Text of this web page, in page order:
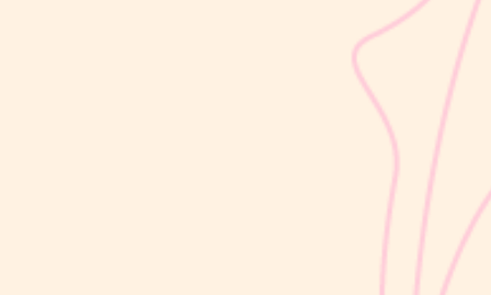
dalam masa 1000 Hari Pertama Kehidupan (HPK). Pada tahap ini,
perkembangan si Kecil berlangsung sangat pesat, mulai dari
kemampuan berjalan, berbicara, hingga berinteraksi dengan orang